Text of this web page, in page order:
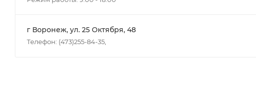
г Воронеж, ул. 25 Октября, 48
Телефон: (473)255-84-35,